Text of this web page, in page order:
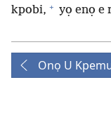
kpobi, + yọ enọ e
Onọ U